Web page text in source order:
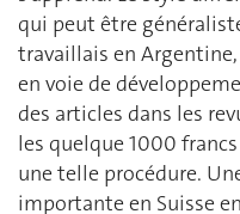
qui peut être
travaillais en
en voie de
des articles dans les
les quelque 1000
une telle procédure.
importante en Suisse